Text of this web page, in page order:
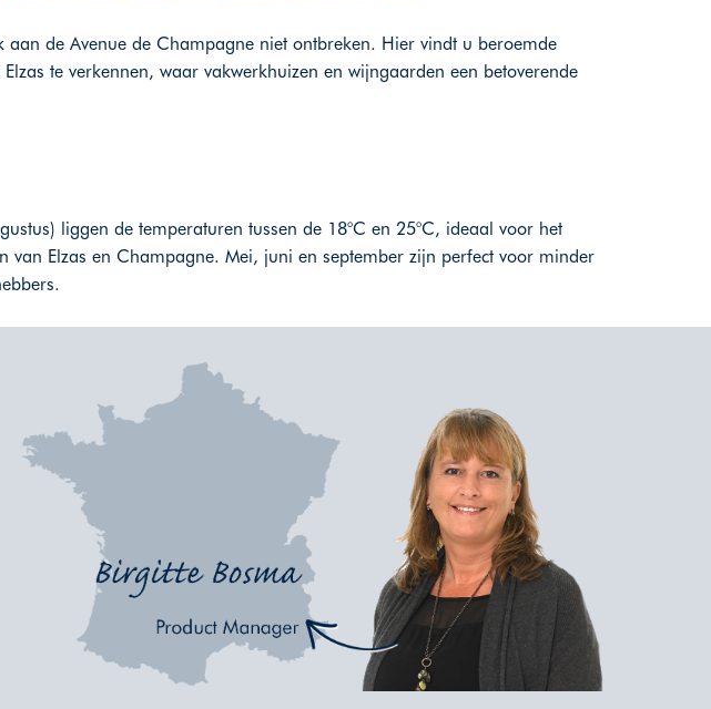
de Avenue de Champagne niet ontbreken. Hier vindt u beroemde
te verkennen, waar vakwerkhuizen en wijngaarden een betoverende
liggen de temperaturen tussen de 18°C en 25°C, ideaal voor het
Elzas en Champagne. Mei, juni en september zijn perfect voor minder